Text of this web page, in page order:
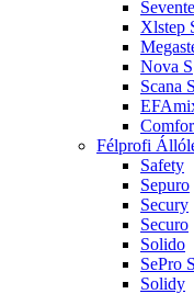
Xlstep
Nova S
Scana S
Félprofi
Safety
Sepuro
Secury
Securo
Solido
SePro S
Solidy